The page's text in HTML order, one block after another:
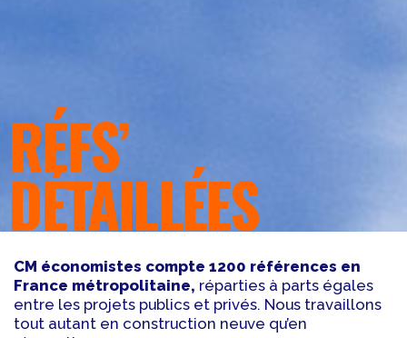
RÉFS’
DÉTAILLÉES
CM économistes compte 1200 références en
France métropolitaine, réparties à parts égales
entre les projets publics et privés. Nous travaillons
tout autant en construction neuve qu’en